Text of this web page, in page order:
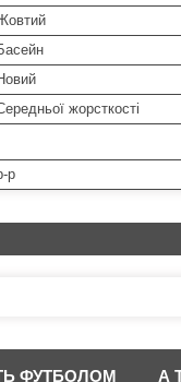
жорсткості
р
ФУТБОЛОМ А